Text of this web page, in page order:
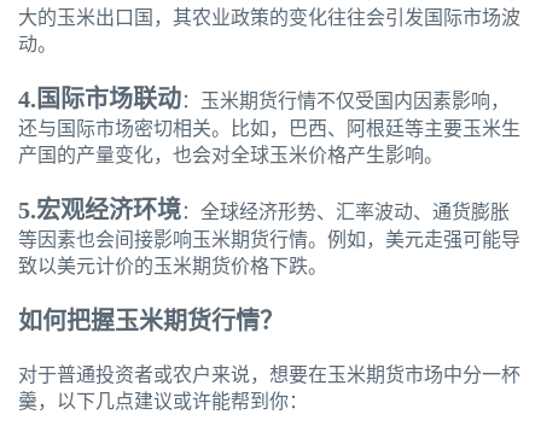
大的玉米出口国，其农业政策的变化往往会引发国际市场波
动。
4.国际市场联动：玉米期货行情不仅受国内因素影响，
还与国际市场密切相关。比如，巴西、阿根廷等主要玉米生
产国的产量变化，也会对全球玉米价格产生影响。
5.宏观经济环境：全球经济形势、汇率波动、通货膨胀
等因素也会间接影响玉米期货行情。例如，美元走强可能导
致以美元计价的玉米期货价格下跌。
如何把握玉米期货行情？
对于普通投资者或农户来说，想要在玉米期货市场中分一杯
羹，以下几点建议或许能帮到你：